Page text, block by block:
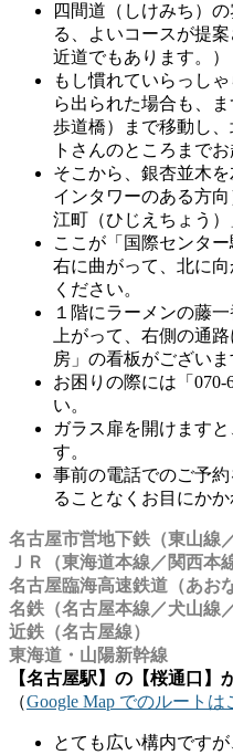
四間道（しけみち）
る、よいコースが提
近道でもあります。）
もし慣れていらっし
ら出られた場合も、
歩道橋）まで移動し
トさんのところまでお
そこから、銀杏並木
インタワーのある方
江町（ひじえちょう）
ここが「国際センタ
右に曲がって、北に
ください。
１階にラーメンの藤
上がって、右側の通
房」の看板がございま
お困りの際には「070-
い。
ガラス扉を開けます
す。
事前の電話でのご予
ることなくお目にかか
名古屋市営地下鉄（東山線
ＪＲ（東海道本線／関西本
名古屋臨海高速鉄道（あお
名鉄（名古屋本線／犬山線
近鉄（名古屋線）
東海道・山陽新幹線
【名古屋駅】の【桜通口】
（Google Map でのルートは
とても広い構内です